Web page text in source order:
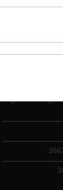
سید علیخان،